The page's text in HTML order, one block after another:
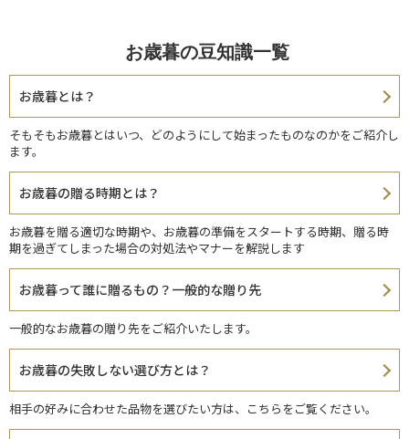
お歳暮の豆知識一覧
お歳暮とは？
そもそもお歳暮とはいつ、どのようにして始まったものなのかをご紹介し
ます。
お歳暮の贈る時期とは？
お歳暮を贈る適切な時期や、お歳暮の準備をスタートする時期、贈る時
期を過ぎてしまった場合の対処法やマナーを解説します
お歳暮って誰に贈るもの？一般的な贈り先
一般的なお歳暮の贈り先をご紹介いたします。
お歳暮の失敗しない選び方とは？
相手の好みに合わせた品物を選びたい方は、こちらをご覧ください。